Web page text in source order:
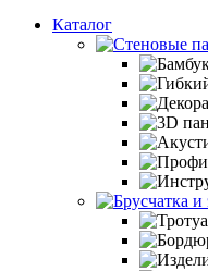
Каталог